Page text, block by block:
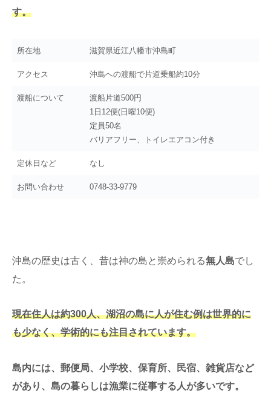
す。
所在地 滋賀県近江八幡市沖島町
アクセス 沖島への渡船で片道乗船約10分
渡船について
渡船片道500円
1日12便(日曜10便)
定員50名
バリアフリー、トイレエアコン付き
定休日など なし
お問い合わせ 0748-33-9779
沖島の歴史は古く、昔は神の島と崇められる無人島でし
た。
現在住人は約300人、湖沼の島に人が住む例は世界的に
も少なく、学術的にも注目されています。
島内には、郵便局、小学校、保育所、民宿、雑貨店など
があり、島の暮らしは漁業に従事する人が多いです。